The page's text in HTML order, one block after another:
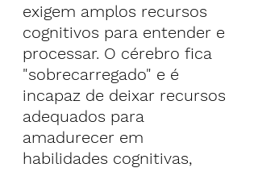
exigem amplos recursos
cognitivos para entender e
processar. O cérebro fica
"sobrecarregado" e é
incapaz de deixar recursos
adequados para
amadurecer em
habilidades cognitivas,